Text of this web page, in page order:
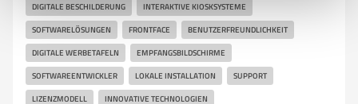
DIGITALE BESCHILDERUNG INTERAKTIVE KIOSKSYSTEME
SOFTWARELÖSUNGEN FRONTFACE BENUTZERFREUNDLICHKEIT
DIGITALE WERBETAFELN EMPFANGSBILDSCHIRME
SOFTWAREENTWICKLER LOKALE INSTALLATION SUPPORT
LIZENZMODELL INNOVATIVE TECHNOLOGIEN